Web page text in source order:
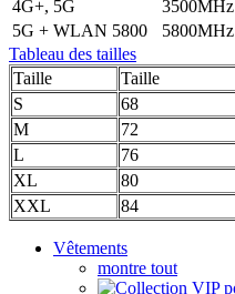
4G+, 5G
3500MHz
5G + WLAN 5800
5800MHz
Tableau des tailles
Taille
Taille
S
68
M
72
L
76
XL
80
XXL
84
Vêtements
montre tout